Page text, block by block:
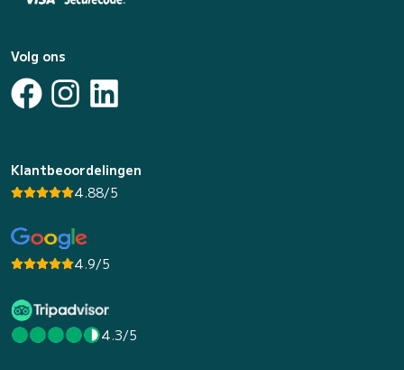
Volg ons
Klantbeoordelingen
4.88/5
4.9/5
4.3/5